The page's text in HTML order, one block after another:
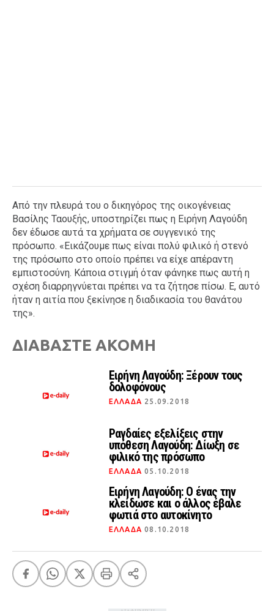
Από την πλευρά του ο δικηγόρος της οικογένειας
Βασίλης Ταουξής, υποστηρίζει πως η Ειρήνη Λαγούδη
δεν έδωσε αυτά τα χρήματα σε συγγενικό της
πρόσωπο. «Εικάζουμε πως είναι πολύ φιλικό ή στενό
της πρόσωπο στο οποίο πρέπει να είχε απέραντη
εμπιστοσύνη. Κάποια στιγμή όταν φάνηκε πως αυτή η
σχέση διαρρηγνύεται πρέπει να τα ζήτησε πίσω. Ε, αυτό
ήταν η αιτία που ξεκίνησε η διαδικασία του θανάτου
της».
ΔΙΑΒΑΣΤΕ ΑΚΟΜΗ
Ειρήνη Λαγούδη: Ξέρουν τους
δολοφόνους
ΕΛΛΑΔΑ 25.09.2018
Ραγδαίες εξελίξεις στην
υπόθεση Λαγούδη: Δίωξη σε
φιλικό της πρόσωπο
ΕΛΛΑΔΑ 05.10.2018
Ειρήνη Λαγούδη: Ο ένας την
κλείδωσε και ο άλλος έβαλε
φωτιά στο αυτοκίνητο
ΕΛΛΑΔΑ 08.10.2018